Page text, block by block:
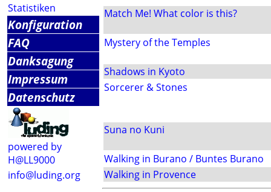
Statistiken
Konfiguration
FAQ
Danksagung
Impressum
Datenschutz
powered by
H@LL9000
info@luding.org
Match Me! What color is this?
Mystery of the Temples
Shadows in Kyoto
Sorcerer & Stones
Suna no Kuni
Walking in Burano / Buntes Burano
Walking in Provence